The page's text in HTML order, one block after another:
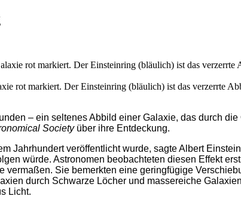
rot markiert. Der Einsteinring (bläulich) ist das verzerrte
– ein seltenes Abbild einer Galaxie, das durch
Societyüber ihre Entdeckung.
Jahrhundert veröffentlicht wurde, sagte Albert
würde. Astronomen beobachteten diesen Effekt
Sie bemerkten eine geringfügige
durch Schwarze Löcher und massereiche
Licht.